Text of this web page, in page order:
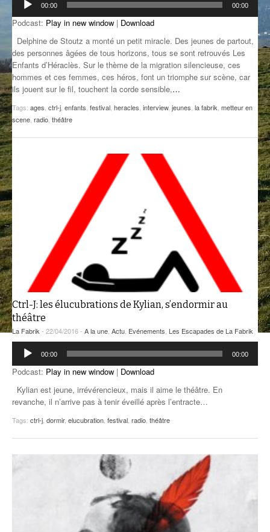
IL ÉTAIT UNE FOIS
L’ASTUCE DE LA PORTE EN BOIS
LA FABRIK POÉTIK
LA MINUTE LITTÉRAIRE
LA SOUTERRAINE
MUSIQUE DES ANTIPODES
NOS ANCIENS
SONORIK
THEME FORCE
ZIRCONIUM
ANCIENNES ÉMISSIONS
audio
00:00 00:00
Podcast: Play in new window | Download
Delphine de Stoutz a monté un petit miracle. Des jeunes de partout,
des personnes âgées de tous horizons, tous se sont retrouvés Les
Enfants d’Héraclès. Sur le thème de la migration silencieuse, ces
hommes et ces femmes, ces héros, font un triomphe sur scène, car
ils jouent sur le fil, touchent la corde sensible,…
Tags: ages ctrl-j enfants festival heracles interview, jeunes la fabrik metteur en
scene radio théâtre
Ctrl-J: les élucubrations de Kylian, s’endormir au
théâtre
La Fabrik - 22/04/2016 - A la une Actu Evénements Les Escapades de La Fabrik
Lecteur
audio
00:00 00:00
Podcast: Play in new window | Download
Kylian est jeune, irrévérencieux, mais il aime le théâtre. En
revanche, il n’arrive pas à tenir éveillé après l’entracte…
Tags: ctrl-j dormir, elucubration festival radio théâtre